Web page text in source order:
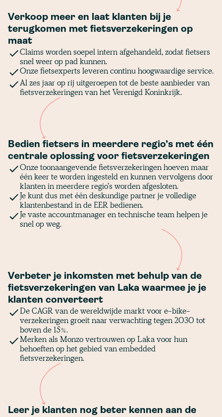
Verkoop meer en laat klanten bij je
terugkomen met fietsverzekeringen op
maat
Claims worden soepel intern afgehandeld, zodat fietsers
snel weer op pad kunnen.
Onze fietsexperts leveren continu hoogwaardige service.
Al zes jaar op rij uitgeroepen tot de beste aanbieder van
fietsverzekeringen van het Verenigd Koninkrijk.
Bedien fietsers in meerdere regio’s met één
centrale oplossing voor fietsverzekeringen
Onze toonaangevende fietsverzekeringen hoeven maar
één keer te worden ingesteld en kunnen vervolgens door
klanten in meerdere regio’s worden afgesloten.
Je kunt dus met één deskundige partner je volledige
klantenbestand in de EER bedienen.
Je vaste accountmanager en technische team helpen je
snel op weg.
Verbeter je inkomsten met behulp van de
fietsverzekeringen van Laka waarmee je je
klanten converteert
De CAGR van de wereldwijde markt voor e-bike-
verzekeringen groeit naar verwachting tegen 2030 tot
boven de 15%.
Merken als Monzo vertrouwen op Laka voor hun
behoeften op het gebied van embedded
fietsverzekeringen.
Leer je klanten nog beter kennen aan de